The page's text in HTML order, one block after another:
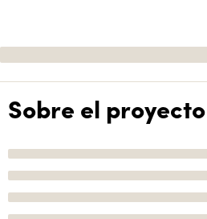
Sobre el proyecto